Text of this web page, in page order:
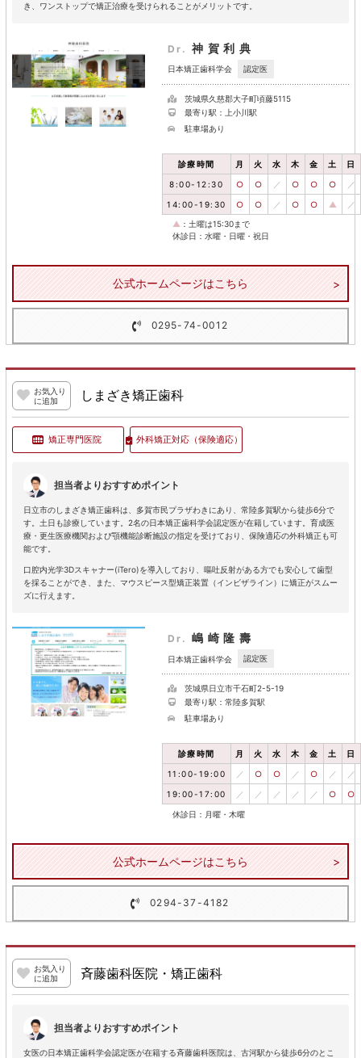
き、ワンストップで矯正治療を受けられることがメリットです。
Dr. 神賀利典
日本矯正歯科学会 認定医
茨城県久慈郡大子町頃藤5115
最寄り駅：上小川駅
駐車場あり
診療時間 月 火 水 木 金 土 日
8:00-12:30 ○ ○ ／ ○ ○ ○ ／
14:00-19:30 ○ ○ ／ ○ ○ ▲ ／
▲ ：土曜は15:30まで
休診日：水曜・日曜・祝日
公式ホームページはこちら
0295-74-0012
お気入り
に追加
しまざき矯正歯科
矯正専門医院 外科矯正対応（保険適応）
担当者よりおすすめポイント
日立市のしまざき矯正歯科は、多賀市民プラザわきにあり、常陸多賀駅から徒歩6分で
す。土日も診療しています。2名の日本矯正歯科学会認定医が在籍しています。育成医
療・更生医療機関および顎機能診断施設の指定を受けており、保険適応の外科矯正も可
能です。
口腔内光学3Dスキャナー(iTero)を導入しており、嘔吐反射がある方でも安心して歯型
を採ることができ、また、マウスピース型矯正装置（インビザライン）に矯正がスムー
ズに行えます。
Dr. 嶋崎隆壽
日本矯正歯科学会 認定医
茨城県日立市千石町2-5-19
最寄り駅：常陸多賀駅
駐車場あり
診療時間 月 火 水 木 金 土 日
11:00-19:00 ／ ○ ○ ／ ○ ／ ／
19:00-17:00 ／ ／ ／ ／ ／ ○ ○
休診日：月曜・木曜
公式ホームページはこちら
0294-37-4182
お気入り
に追加
斉藤歯科医院・矯正歯科
担当者よりおすすめポイント
女医の日本矯正歯科学会認定医が在籍する斉藤歯科医院は、古河駅から徒歩6分のとこ